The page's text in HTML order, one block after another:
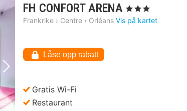
Neste bilde
FH CONFORT ARENA 1
natt
, 3 Stjerner
Frankrike › Centre › Orléans Vis på kartet
Låse opp rabatt
Gratis Wi-Fi
Restaurant